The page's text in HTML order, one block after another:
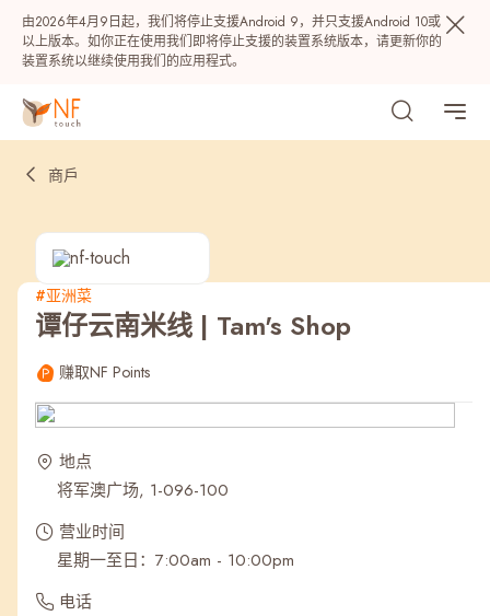
由2026年4月9日起，我们将停止支援Android 9，并只支援Android 10或
以上版本。如你正在使用我们即将停止支援的装置系统版本，请更新你的
装置系统以继续使用我们的应用程式。
热门
最近搜寻纪录
商戶
#亚洲菜
谭仔云南米线 | Tam's Shop
赚取NF Points
地点
将军澳广场, 1-096-100
营业时间
星期一至日：7:00am - 10:00pm
电话